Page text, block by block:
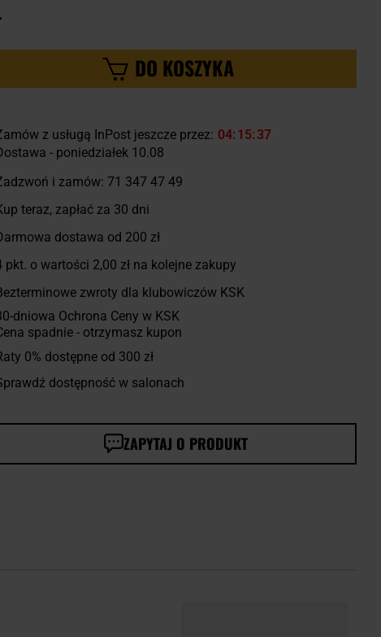
DO KOSZYKA
z usługą InPost jeszcze przez: 04 15 36
- poniedziałek 10.08
i zamów: 71 347 47 49
teraz, zapłać za 30 dni
dostawa od 200 zł
pkt. o wartości 2,00 złna kolejne zakupy
zwroty dla klubowiczów KSK
dniowa Ochrona Ceny w KSK
spadnie - otrzymasz kupon
0% dostępne od 300 zł
dostępność w salonach
ZAPYTAJ O PRODUKT